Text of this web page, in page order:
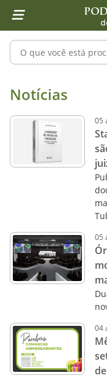
1 Ir para o conteúdo
2 Ir para a ferramenta
4 Ir para o menu
5 Ir para a pesquisa
6 Ir para o rodapé
7 Ir para a página
Pesquisar no
Notícias -
Notícias
05
05
04